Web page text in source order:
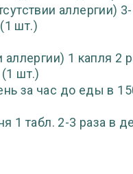
аллергии)
шт.)
аллергии) 1 капля 2
шт.)
за час до еды в
1 табл. 2-3 раза в